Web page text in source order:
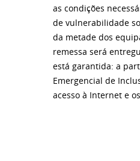
as condições
de vulnerabilidade
da metade dos
remessa será
está garantida: a
Emergencial de
acesso à Internet e